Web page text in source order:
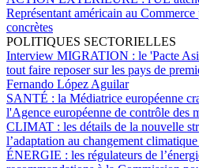
Représentant américain au
concrètes
POLITIQUES SECTORIELLES
Interview MIGRATION : le 'Pacte
tout faire reposer sur les pays de
Fernando López Aguilar
SANTÉ : la Médiatrice européenne
l'Agence européenne de contrôle des
CLIMAT : les détails de la nouvelle
l’adaptation au changement
ÉNERGIE : les régulateurs de